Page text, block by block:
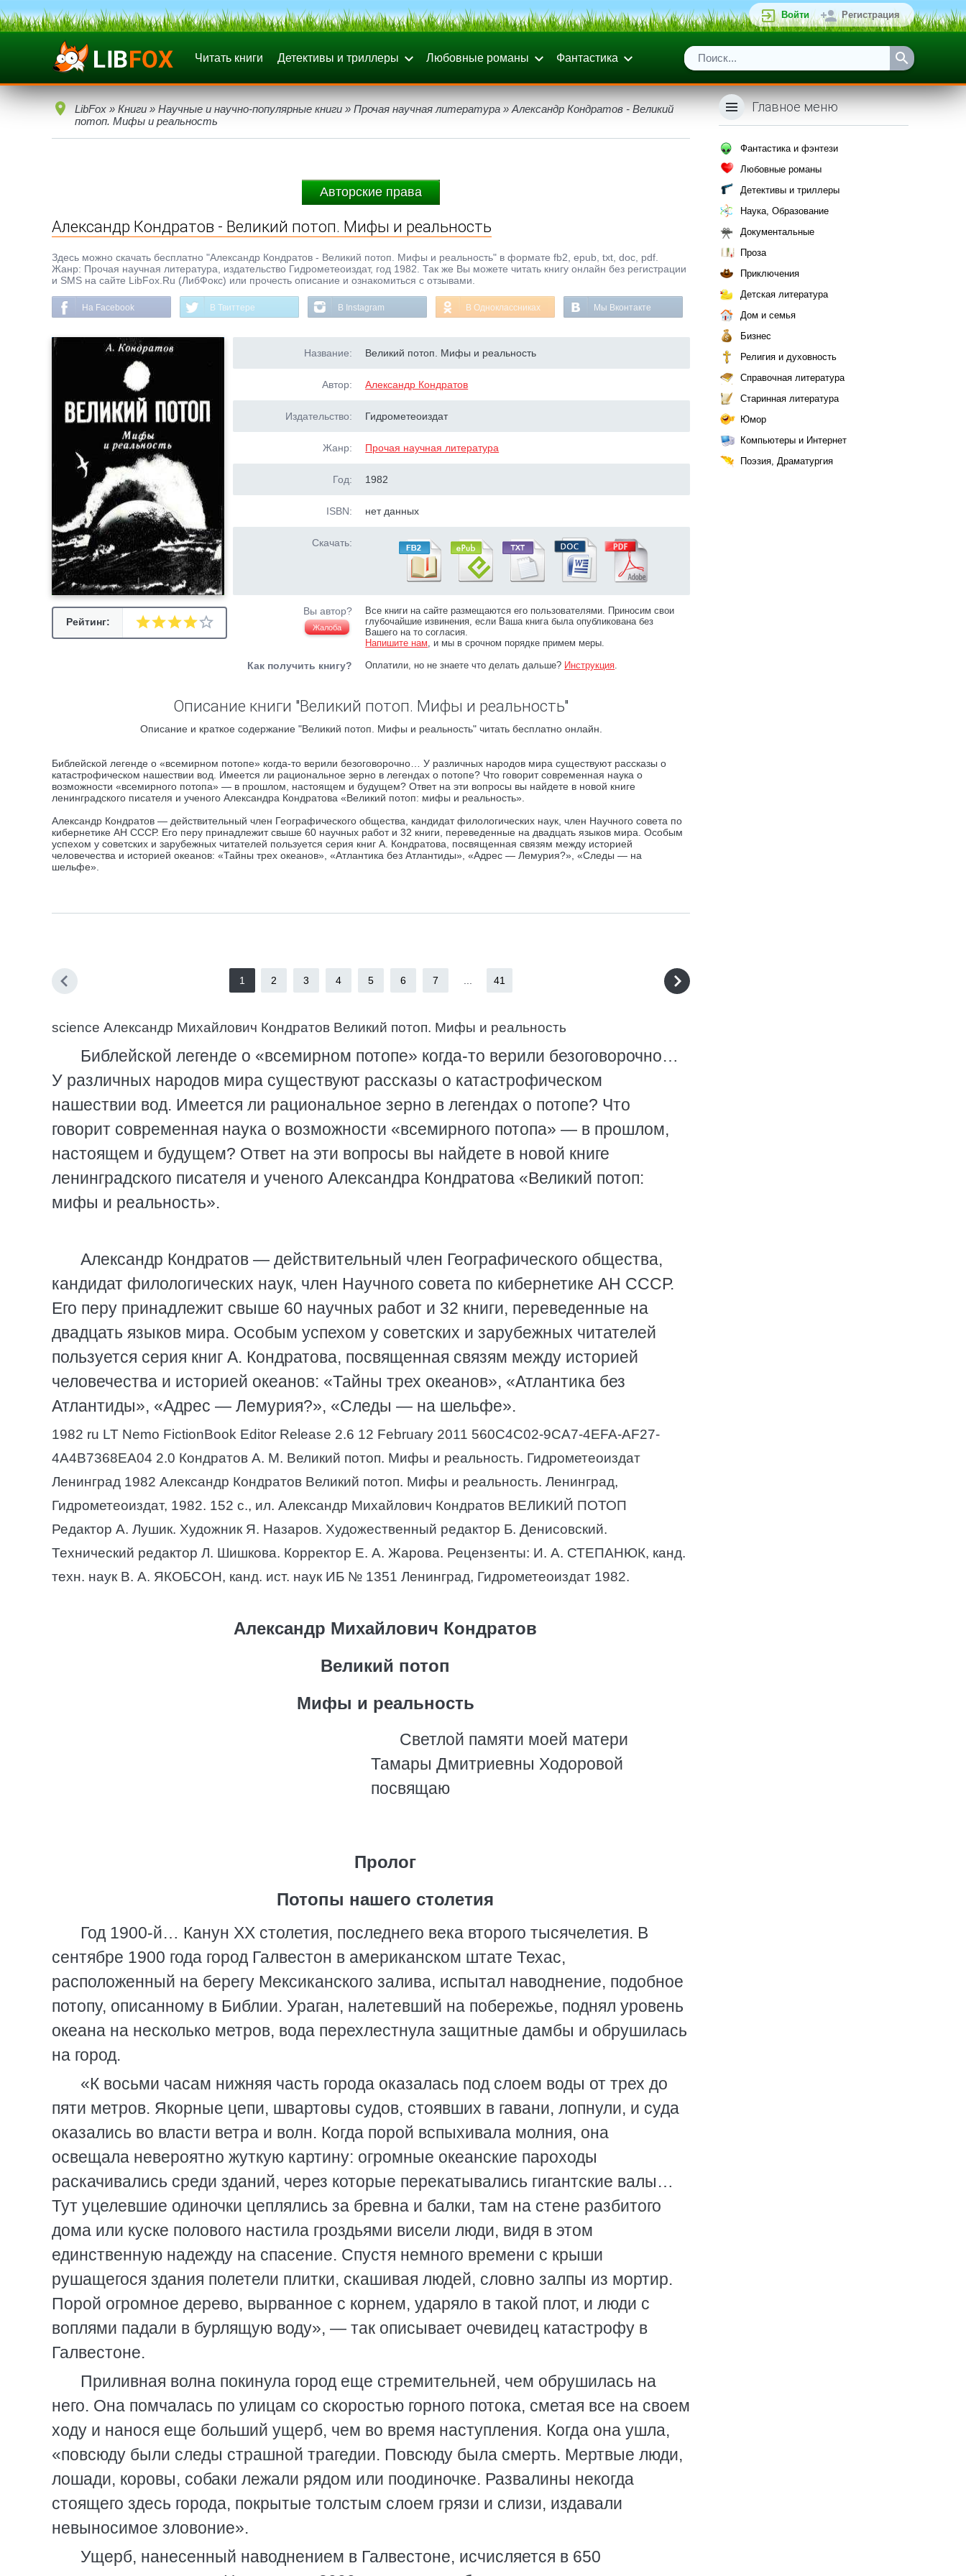
Войти Регистрация
Читать книги Детективы и триллеры Любовные романы Фантастика
LibFox » Книги » Научные и научно-популярные книги » Прочая научная литература » Александр Кондратов - Великий
потоп. Мифы и реальность
Авторские права
Александр Кондратов - Великий потоп. Мифы и реальность
Здесь можно скачать бесплатно "Александр Кондратов - Великий потоп. Мифы и реальность" в формате fb2, epub, txt, doc, pdf.
Жанр: Прочая научная литература, издательство Гидрометеоиздат, год 1982. Так же Вы можете читать книгу онлайн без регистрации
и SMS на сайте LibFox.Ru (ЛибФокс) или прочесть описание и ознакомиться с отзывами.
На Facebook В Твиттере В Instagram В Одноклассниках Мы Вконтакте
Рейтинг:
Название: Великий потоп. Мифы и реальность
Автор: Александр Кондратов
Издательство: Гидрометеоиздат
Жанр: Прочая научная литература
Год: 1982
ISBN: нет данных
Скачать:
Вы автор?
Жалоба
Все книги на сайте размещаются его пользователями. Приносим свои
глубочайшие извинения, если Ваша книга была опубликована без
Вашего на то согласия.
Напишите нам, и мы в срочном порядке примем меры.
Как получить книгу? Оплатили, но не знаете что делать дальше? Инструкция.
Описание книги "Великий потоп. Мифы и реальность"
Описание и краткое содержание "Великий потоп. Мифы и реальность" читать бесплатно онлайн.
Библейской легенде о «всемирном потопе» когда-то верили безоговорочно… У различных народов мира существуют рассказы о
катастрофическом нашествии вод. Имеется ли рациональное зерно в легендах о потопе? Что говорит современная наука о
возможности «всемирного потопа» — в прошлом, настоящем и будущем? Ответ на эти вопросы вы найдете в новой книге
ленинградского писателя и ученого Александра Кондратова «Великий потоп: мифы и реальность».
Александр Кондратов — действительный член Географического общества, кандидат филологических наук, член Научного совета по
кибернетике АН СССР. Его перу принадлежит свыше 60 научных работ и 32 книги, переведенные на двадцать языков мира. Особым
успехом у советских и зарубежных читателей пользуется серия книг А. Кондратова, посвященная связям между историей
человечества и историей океанов: «Тайны трех океанов», «Атлантика без Атлантиды», «Адрес — Лемурия?», «Следы — на
шельфе».
1 2 3 4 5 6 7 41
science Александр Михайлович Кондратов Великий потоп. Мифы и реальность
Библейской легенде о «всемирном потопе» когда-то верили безоговорочно…
У различных народов мира существуют рассказы о катастрофическом
нашествии вод. Имеется ли рациональное зерно в легендах о потопе? Что
говорит современная наука о возможности «всемирного потопа» — в прошлом,
настоящем и будущем? Ответ на эти вопросы вы найдете в новой книге
ленинградского писателя и ученого Александра Кондратова «Великий потоп:
мифы и реальность».
Александр Кондратов — действительный член Географического общества,
кандидат филологических наук, член Научного совета по кибернетике АН СССР.
Его перу принадлежит свыше 60 научных работ и 32 книги, переведенные на
двадцать языков мира. Особым успехом у советских и зарубежных читателей
пользуется серия книг А. Кондратова, посвященная связям между историей
человечества и историей океанов: «Тайны трех океанов», «Атлантика без
Атлантиды», «Адрес — Лемурия?», «Следы — на шельфе».
1982 ru LT Nemo FictionBook Editor Release 2.6 12 February 2011 560C4C02-9CA7-4EFA-AF27-
4A4B7368EA04 2.0 Кондратов А. М. Великий потоп. Мифы и реальность. Гидрометеоиздат
Ленинград 1982 Александр Кондратов Великий потоп. Мифы и реальность. Ленинград,
Гидрометеоиздат, 1982. 152 с., ил. Александр Михайлович Кондратов ВЕЛИКИЙ ПОТОП
Редактор А. Лушик. Художник Я. Назаров. Художественный редактор Б. Денисовский.
Технический редактор Л. Шишкова. Корректор Е. А. Жарова. Рецензенты: И. А. СТЕПАНЮК, канд.
техн. наук В. А. ЯКОБСОН, канд. ист. наук ИБ № 1351 Ленинград, Гидрометеоиздат 1982.
Александр Михайлович Кондратов
Великий потоп
Мифы и реальность
Светлой памяти моей матери
Тамары Дмитриевны Ходоровой
посвящаю
Пролог
Потопы нашего столетия
Год 1900-й… Канун XX столетия, последнего века второго тысячелетия. В
сентябре 1900 года город Галвестон в американском штате Техас,
расположенный на берегу Мексиканского залива, испытал наводнение, подобное
потопу, описанному в Библии. Ураган, налетевший на побережье, поднял уровень
океана на несколько метров, вода перехлестнула защитные дамбы и обрушилась
на город.
«К восьми часам нижняя часть города оказалась под слоем воды от трех до
пяти метров. Якорные цепи, швартовы судов, стоявших в гавани, лопнули, и суда
оказались во власти ветра и волн. Когда порой вспыхивала молния, она
освещала невероятно жуткую картину: огромные океанские пароходы
раскачивались среди зданий, через которые перекатывались гигантские валы…
Тут уцелевшие одиночки цеплялись за бревна и балки, там на стене разбитого
дома или куске полового настила гроздьями висели люди, видя в этом
единственную надежду на спасение. Спустя немного времени с крыши
рушащегося здания полетели плитки, скашивая людей, словно залпы из мортир.
Порой огромное дерево, вырванное с корнем, ударяло в такой плот, и люди с
воплями падали в бурлящую воду», — так описывает очевидец катастрофу в
Галвестоне.
Приливная волна покинула город еще стремительней, чем обрушилась на
него. Она помчалась по улицам со скоростью горного потока, сметая все на своем
ходу и нанося еще больший ущерб, чем во время наступления. Когда она ушла,
«повсюду были следы страшной трагедии. Повсюду была смерть. Мертвые люди,
лошади, коровы, собаки лежали рядом или поодиночке. Развалины некогда
стоящего здесь города, покрытые толстым слоем грязи и слизи, издавали
невыносимое зловоние».
Ущерб, нанесенный наводнением в Галвестоне, исчисляется в 650
Главное меню
Фантастика и фэнтези
Любовные романы
Детективы и триллеры
Наука, Образование
Документальные
Проза
Приключения
Детская литература
Дом и семья
Бизнес
Религия и духовность
Справочная литература
Старинная литература
Юмор
Компьютеры и Интернет
Поэзия, Драматургия